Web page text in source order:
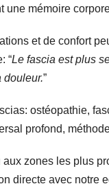
et dans
et de confort
“Le fascia est plus
ostéopathie,
zones les plus